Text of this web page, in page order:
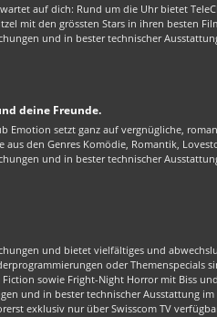
auf dich: Rund um die Uhr bietet
mit den grössten Stars in ihren besten
und in bester technischer
deine Freunde.
Emotion setzt ganz auf vergnügliche,
aus den Genres Komödie, Romantik,
und in bester technischer
und bietet vielfältiges und
oder Themenspecials
Fiction sowie Fright-Night Horror mit Biss
und in bester technischer Ausstattung
exklusiv nur über Swisscom TV